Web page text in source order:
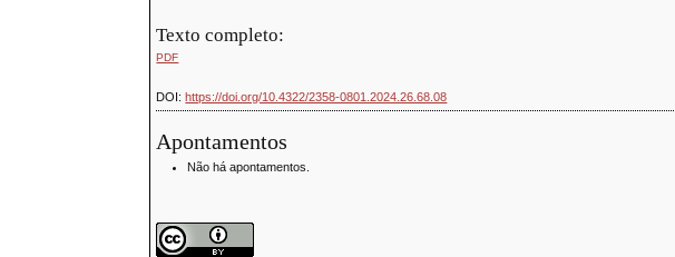
Texto completo:
PDF
DOI: https://doi.org/10.4322/2358-0801.2024.26.68.08
Apontamentos
Não há apontamentos.